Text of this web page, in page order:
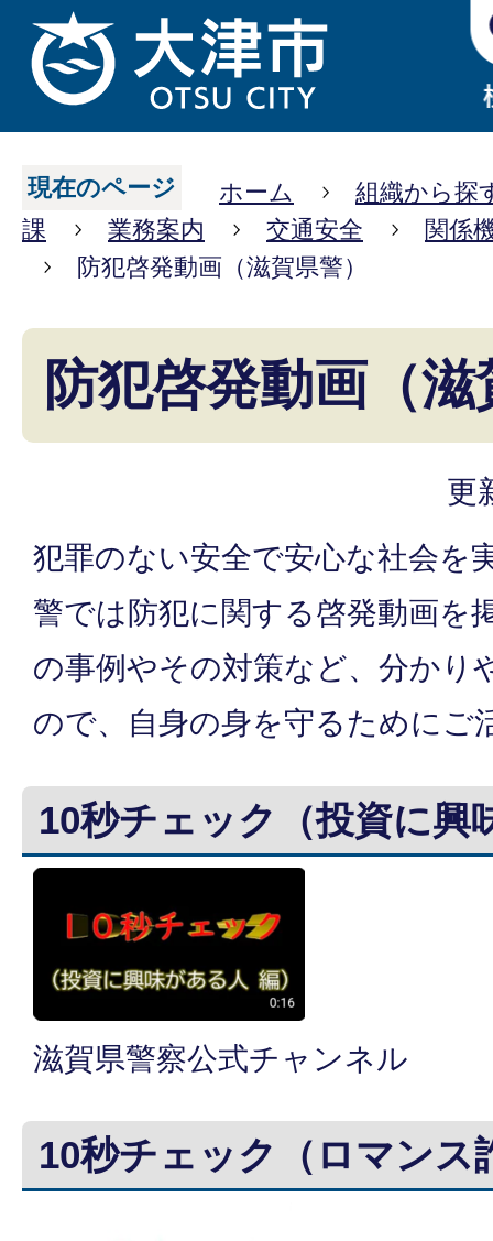
現在のページ ホーム
組織から探
課
業務案内 交通安全
関係
防犯啓発動画（滋賀県警）
防犯啓発動画（
更
犯罪のない安全で安心な社会を
警では防犯に関する啓発動画を
の事例やその対策など、分かり
ので、自身の身を守るためにご
10秒チェック（投資に興
滋賀県警察公式チャンネル
10秒チェック（ロマンス